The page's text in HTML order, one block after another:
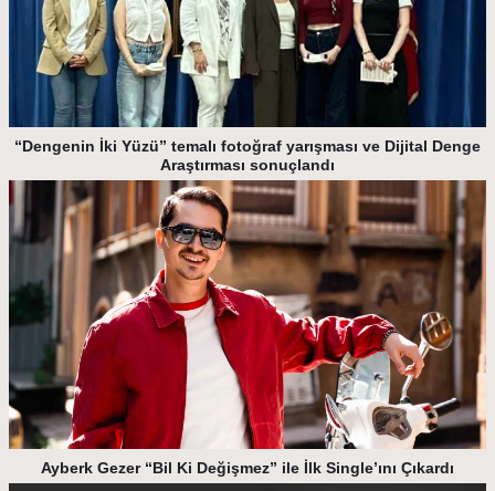
“Dengenin İki Yüzü” temalı fotoğraf yarışması ve Dijital Denge
Araştırması sonuçlandı
Ayberk Gezer “Bil Ki Değişmez” ile İlk Single’ını Çıkardı